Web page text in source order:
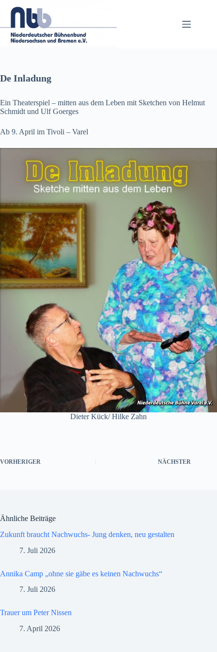
Inhalt
De Inladung
Ein Theaterspiel – mitten aus dem Leben mit Sketchen von Helmut
Schmidt und Ulf Goerges
Ab 9. April im Tivoli – Varel
Dieter Kück/ Hilke Zahn
VORHERIGER NÄCHSTER
Ähnliche Beiträge
Zukunft braucht Nachwuchs- Jung denken, neu gestalten
7. Juli 2026
Annika Camp „ohne sie gäbe es keinen Nachwuchs“
7. Juli 2026
Trauer um Peter Nissen
7. April 2026